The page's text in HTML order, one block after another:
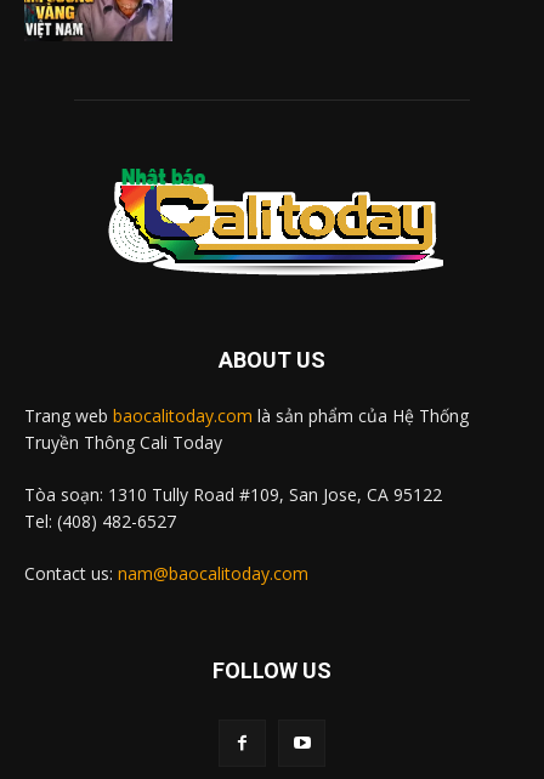
ABOUT US
Trang web baocalitoday.com là sản phẩm của Hệ Thống
Truyền Thông Cali Today
Tòa soạn: 1310 Tully Road #109, San Jose, CA 95122
Tel: (408) 482-6527
Contact us: nam@baocalitoday.com
FOLLOW US